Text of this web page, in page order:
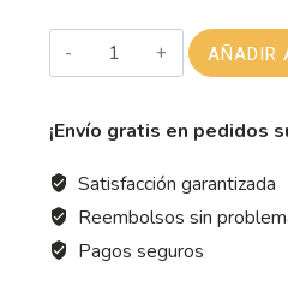
SAZONADOR
TOTAL
cantidad
AÑADIR
¡Envío gratis en pedidos
Satisfacción garantizada
Reembolsos sin
Pagos seguros